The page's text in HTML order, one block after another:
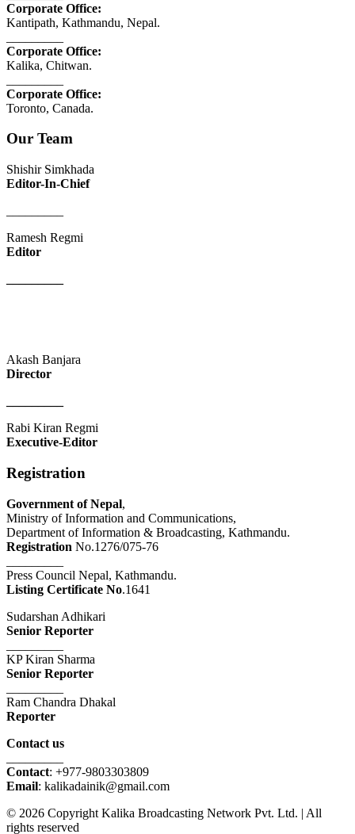
Corporate Office:
Kantipath, Kathmandu, Nepal.
Corporate Office:
Kalika, Chitwan.
Corporate Office:
Toronto, Canada.
Our Team
Shishir Simkhada
Editor-In-Chief
Ramesh Regmi
Editor
Akash Banjara
Director
Rabi Kiran Regmi
Executive-Editor
Registration
Government of Nepal,
Ministry of Information and Communications,
Department of Information & Broadcasting, Kathmandu.
Registration No.1276/075-76
Press Council Nepal, Kathmandu.
Listing Certificate No.1641
Sudarshan Adhikari
Senior Reporter
KP Kiran Sharma
Senior Reporter
Ram Chandra Dhakal
Reporter
Contact us
Contact: +977-9803303809
Email: kalikadainik@gmail.com
© 2026 Copyright Kalika Broadcasting Network Pvt. Ltd. | All
rights reserved